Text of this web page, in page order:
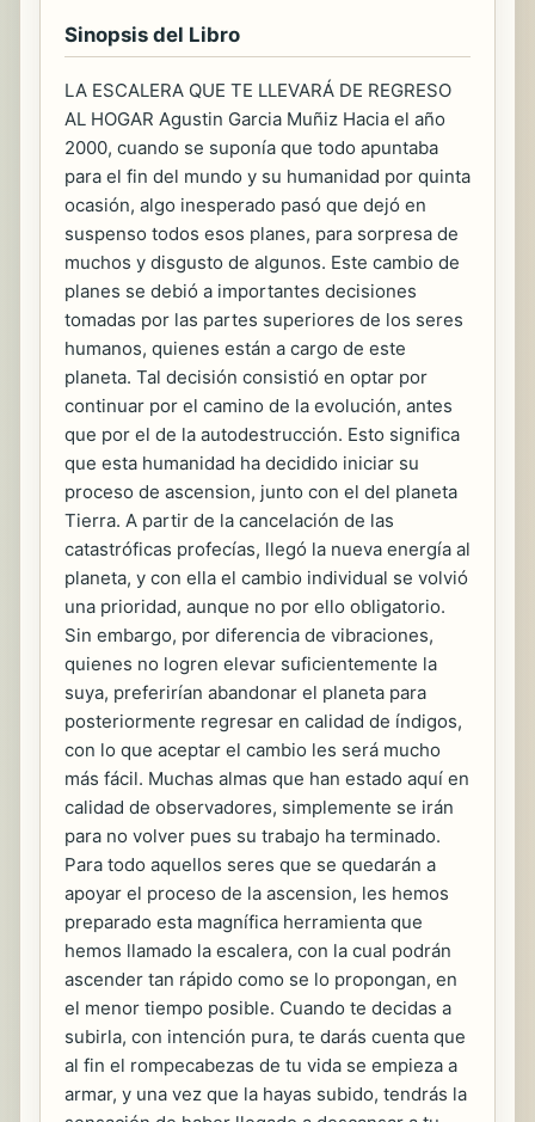
Sinopsis del Libro
LA ESCALERA QUE TE LLEVARÁ DE REGRESO
AL HOGAR Agustin Garcia Muñiz Hacia el año
2000, cuando se suponía que todo apuntaba
para el fin del mundo y su humanidad por quinta
ocasión, algo inesperado pasó que dejó en
suspenso todos esos planes, para sorpresa de
muchos y disgusto de algunos. Este cambio de
planes se debió a importantes decisiones
tomadas por las partes superiores de los seres
humanos, quienes están a cargo de este
planeta. Tal decisión consistió en optar por
continuar por el camino de la evolución, antes
que por el de la autodestrucción. Esto significa
que esta humanidad ha decidido iniciar su
proceso de ascension, junto con el del planeta
Tierra. A partir de la cancelación de las
catastróficas profecías, llegó la nueva energía al
planeta, y con ella el cambio individual se volvió
una prioridad, aunque no por ello obligatorio.
Sin embargo, por diferencia de vibraciones,
quienes no logren elevar suficientemente la
suya, preferirían abandonar el planeta para
posteriormente regresar en calidad de índigos,
con lo que aceptar el cambio les será mucho
más fácil. Muchas almas que han estado aquí en
calidad de observadores, simplemente se irán
para no volver pues su trabajo ha terminado.
Para todo aquellos seres que se quedarán a
apoyar el proceso de la ascension, les hemos
preparado esta magnífica herramienta que
hemos llamado la escalera, con la cual podrán
ascender tan rápido como se lo propongan, en
el menor tiempo posible. Cuando te decidas a
subirla, con intención pura, te darás cuenta que
al fin el rompecabezas de tu vida se empieza a
armar, y una vez que la hayas subido, tendrás la